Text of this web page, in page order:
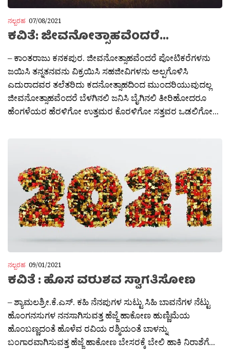
ನಲ್ಬರಹ 07/08/2021
ಕವಿತೆ: ಜೀವನೋತ್ಸಾಹವೆಂದರೆ…
– ಕಾಂತರಾಜು ಕನಕಪುರ. ಜೀವನೋತ್ಸಾಹವೆಂದರೆ ಪೋಟಿಕರೆಗಳನು
ಜಯಿಸಿ ತನ್ನತನವನು ವಿಕ್ರಯಿಸಿ ಸಹಜೀವಿಗಳನು ಅಲ್ಪಗೊಳಿಸಿ
ಎದುರಾದವರ ತಲೆತರಿದು ಕದನೋತ್ಸಾಹದಿಂದ ಮುಂದರಿಯುವುದಲ್ಲ
ಜೀವನೋತ್ಸಾಹವೆಂದರೆ ಬೆಳಗಿನಲಿ ಜನಿಸಿ ಬೈಗಿನಲಿ ತೀರಿಹೋದರೂ
ಹೆಂಗಳೆಯರ ಹೆರಳಿಗೋ ಉತ್ತಮರ ಕೊರಳಿಗೋ ಸತ್ತವರ ಒಡಲಿಗೋ...
ನಲ್ಬರಹ 09/01/2021
ಕವಿತೆ : ಹೊಸ ವರುಶವ ಸ್ವಾಗತಿಸೋಣ
– ಶ್ಯಾಮಲಶ್ರೀ.ಕೆ.ಎಸ್. ಕಹಿ ನೆನಪುಗಳ ಸುಟ್ಟು ಸಿಹಿ ಬಾವನೆಗಳ ನೆಟ್ಟು
ಹೊಂಗನಸುಗಳ ನನಸಾಗಿಸುವತ್ತ ಹೆಜ್ಜೆ ಹಾಕೋಣ ಹುಣ್ಣಿಮೆಯ
ಹೊಂಬಣ್ಣದಂತೆ ಹೊಳೆವ ರವಿಯ ರಶ್ಮಿಯಂತೆ ಬಾಳನ್ನು
ಬಂಗಾರವಾಗಿಸುವತ್ತ ಹೆಜ್ಜೆ ಹಾಕೋಣ ಬೇಸರಕ್ಕೆ ಬೇಲಿ ಹಾಕಿ ನಿರಾಶೆಗೆ...